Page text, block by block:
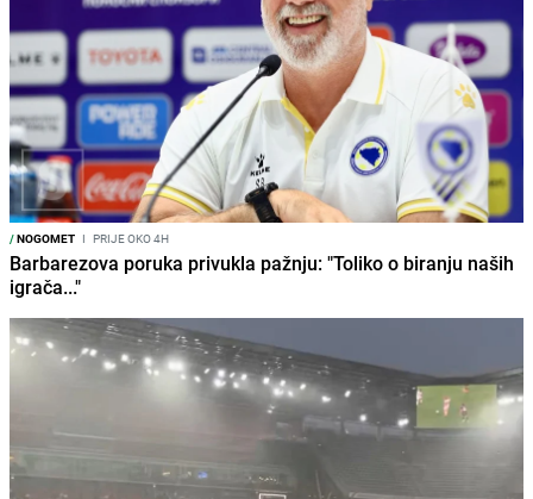
/NOGOMET I PRIJE OKO 4H
Barbarezova poruka privukla pažnju: "Toliko o biranju naših
igrača..."